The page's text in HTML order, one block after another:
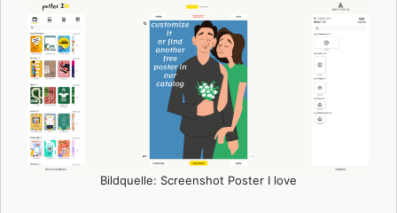
Bildquelle: Screenshot Poster I love